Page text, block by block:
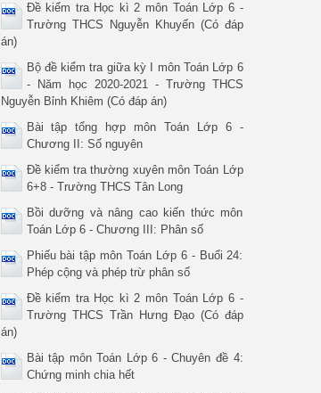
Đề kiểm tra Học kì 2 môn Toán Lớp 6 -
Trường THCS Nguyễn Khuyến (Có đáp
án)
Bộ đề kiểm tra giữa kỳ I môn Toán Lớp 6
- Năm học 2020-2021 - Trường THCS
Nguyễn Bỉnh Khiêm (Có đáp án)
Bài tập tổng hợp môn Toán Lớp 6 -
Chương II: Số nguyên
Đề kiểm tra thường xuyên môn Toán Lớp
6+8 - Trường THCS Tân Long
Bồi dưỡng và nâng cao kiến thức môn
Toán Lớp 6 - Chương III: Phân số
Phiếu bài tập môn Toán Lớp 6 - Buổi 24:
Phép cộng và phép trừ phân số
Đề kiểm tra Học kì 2 môn Toán Lớp 6 -
Trường THCS Trần Hưng Đạo (Có đáp
án)
Bài tập môn Toán Lớp 6 - Chuyên đề 4:
Chứng minh chia hết